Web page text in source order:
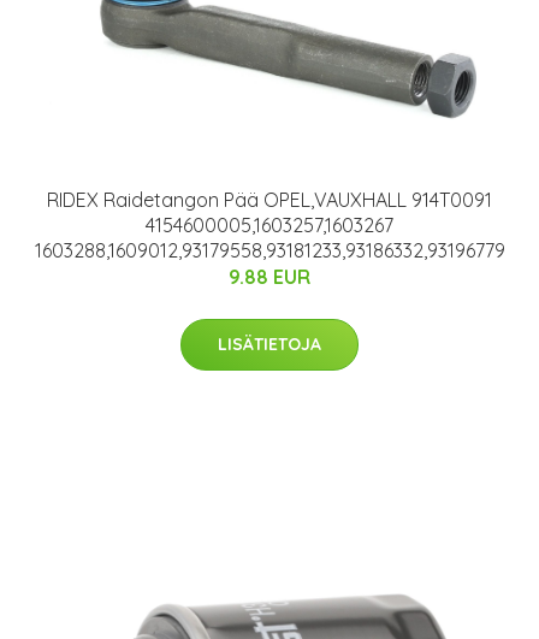
RIDEX Raidetangon Pää OPEL,VAUXHALL 914T0091
4154600005,1603257,1603267
1603288,1609012,93179558,93181233,93186332,93196779
9.88 EUR
LISÄTIETOJA